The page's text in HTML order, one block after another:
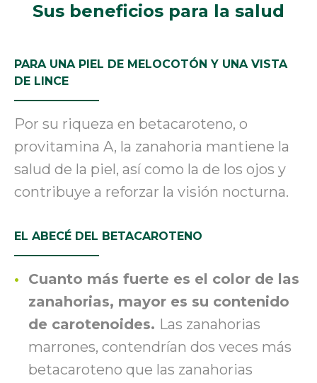
Sus beneficios para la salud
PARA UNA PIEL DE MELOCOTÓN Y UNA VISTA
DE LINCE
Por su riqueza en betacaroteno, o
provitamina A, la zanahoria mantiene la
salud de la piel, así como la de los ojos y
contribuye a reforzar la visión nocturna.
EL ABECÉ DEL BETACAROTENO
Cuanto más fuerte es el color de las
zanahorias, mayor es su contenido
de carotenoides. Las zanahorias
marrones, contendrían dos veces más
betacaroteno que las zanahorias